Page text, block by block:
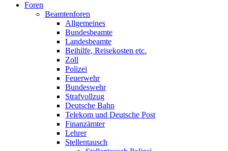
Foren
Beamtenforen
Allgemeines
Bundesbeamte
Landesbeamte
Beihilfe, Reisekosten etc.
Zoll
Polizei
Feuerwehr
Bundeswehr
Strafvollzug
Deutsche Bahn
Telekom und Deutsche Post
Finanzämter
Lehrer
Stellentausch